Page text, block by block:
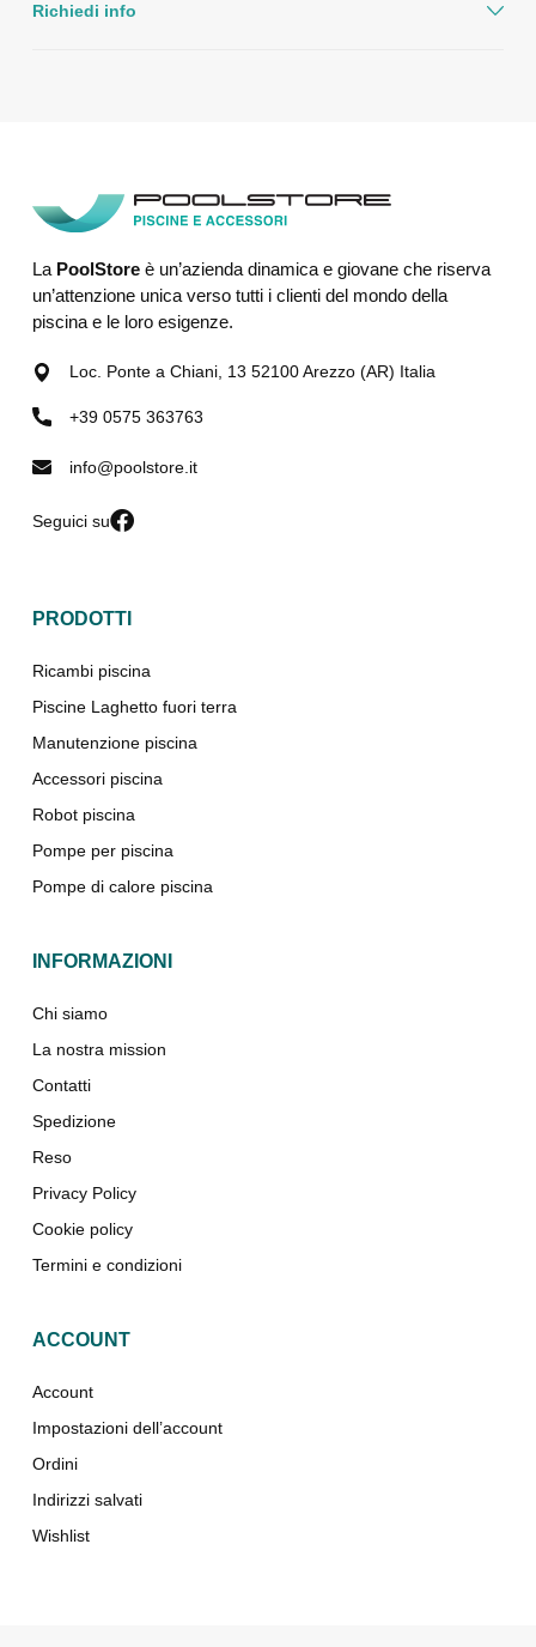
Richiedi info
La PoolStoreè un’azienda dinamica e giovane che riserva
un’attenzione unica verso tutti i clienti del mondo della
piscina e le loro esigenze.
Loc. Ponte a Chiani, 13 52100 Arezzo (AR) Italia
+39 0575 363763
info@poolstore.it
Seguici su
PRODOTTI
Ricambi piscina
Piscine Laghetto fuori terra
Manutenzione piscina
Accessori piscina
Robot piscina
Pompe per piscina
Pompe di calore piscina
INFORMAZIONI
Chi siamo
La nostra mission
Contatti
Spedizione
Reso
Privacy Policy
Cookie policy
Termini e condizioni
ACCOUNT
Account
Impostazioni dell’account
Ordini
Indirizzi salvati
Wishlist